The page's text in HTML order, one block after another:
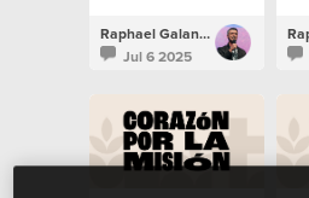
Raphael Galante
Jul 6 2025